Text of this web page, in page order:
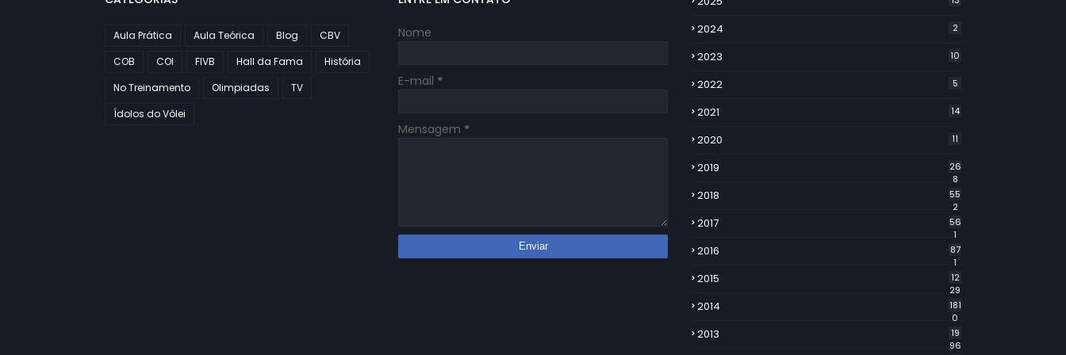
Aula Prática Aula Teórica Blog
CBV
COB
COI FIVB Hall da Fama
História
No Treinamento
Olimpiadas
TV
Ídolos do Vôlei
Nome
E-mail *
Mensagem *
2024 2
2023 10
2022 5
2021 14
2020 11
2019
26
8
2018
55
2
2017
56
1
2016
87
1
2015
12
29
2014
181
0
2013
19
96